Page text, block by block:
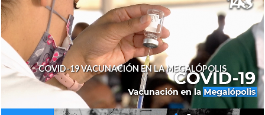
COVID-19 VACUNACIÓN EN LA MEGALÓPOLIS